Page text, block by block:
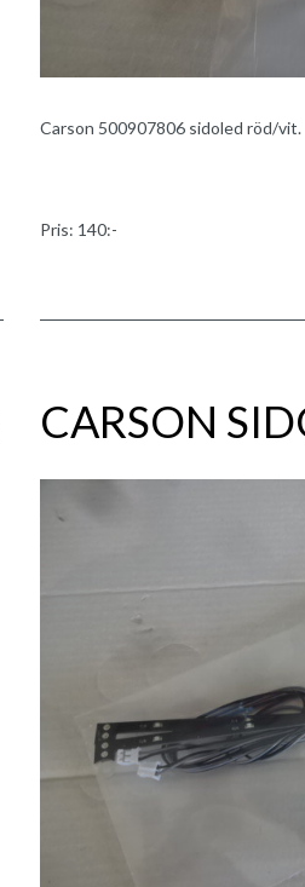
Carson 500907806 sidoled röd/vit.
Pris: 140:-
CARSON